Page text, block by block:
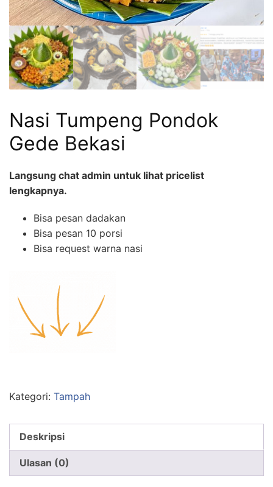
Nasi Tumpeng Pondok
Gede Bekasi
Langsung chat admin untuk lihat pricelist
lengkapnya.
Bisa pesan dadakan
Bisa pesan 10 porsi
Bisa request warna nasi
Kategori: Tampah
Deskripsi
Ulasan (0)